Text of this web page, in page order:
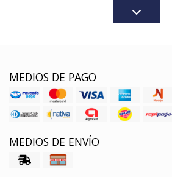
MEDIOS DE PAGO
MEDIOS DE ENVÍO